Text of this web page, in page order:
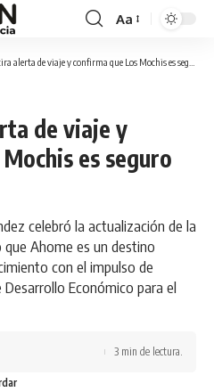
Aa
de viaje y confirma que Los Mochis es seguro para visitarse.
de viaje y
es seguro
celebró la actualización de la
Ahome es un destino
con el impulso de
Económico para el
3 min de lectura.